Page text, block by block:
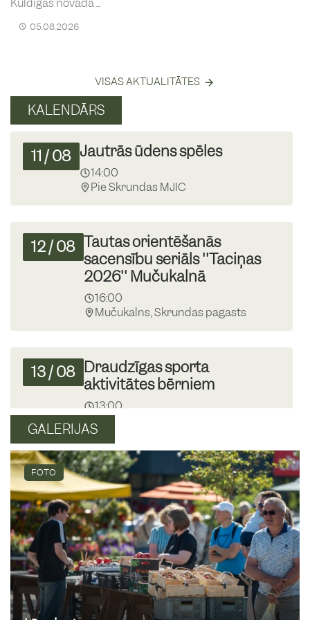
05.08.2026
VISAS AKTUALITĀTES
KALENDĀRS
11 /08 Jautrās ūdens spēles
14:00
Pie Skrundas MJIC
12/08 Tautas orientēšanās
sacensību seriāls ''Taciņas
2026'' Mučukalnā
16:00
Mučukalns, Skrundas pagasts
13/08 Draudzīgas sporta
aktivitātes bērniem
13:00
Skrundas MJIC
16/08 Krāmu tirgus Skrundā
09:00
Skrundas tirgus laukums
19 08 Basketbola spēle “Mīnusi”
13:00
Skrundas pamatskolas basketbola
laukumā
GALERIJAS
FOTO